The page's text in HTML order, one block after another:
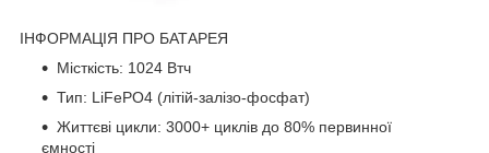
ІНФОРМАЦІЯ ПРО БАТАРЕЯ
Місткість: 1024 Втч
Тип: LiFePO4 (літій-залізо-фосфат)
Життєві цикли: 3000+ циклів до 80% первинної
ємності